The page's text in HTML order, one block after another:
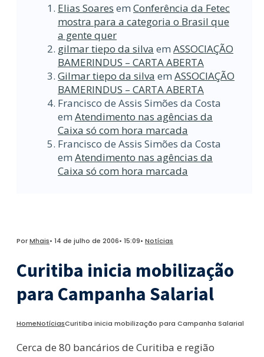
Elias Soares em Conferência da Fetec
mostra para a categoria o Brasil que
a gente quer
gilmar tiepo da silva em ASSOCIAÇÃO
BAMERINDUS – CARTA ABERTA
Gilmar tiepo da silva em ASSOCIAÇÃO
BAMERINDUS – CARTA ABERTA
Francisco de Assis Simões da Costa
em Atendimento nas agências da
Caixa só com hora marcada
Francisco de Assis Simões da Costa
em Atendimento nas agências da
Caixa só com hora marcada
PorMhais• 14 de julho de 2006• 15:09• Notícias
Curitiba inicia mobilização
para Campanha Salarial
HomeNotíciasCuritiba inicia mobilização para Campanha Salarial
Cerca de 80 bancários de Curitiba e região